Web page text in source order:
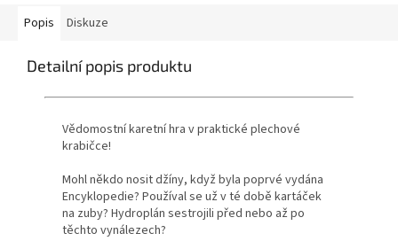
Popis Diskuze
Detailní popis produktu
Vědomostní karetní hra v praktické plechové
krabičce!
Mohl někdo nosit džíny, když byla poprvé vydána
Encyklopedie? Používal se už v té době kartáček
na zuby? Hydroplán sestrojili před nebo až po
těchto vynálezech?